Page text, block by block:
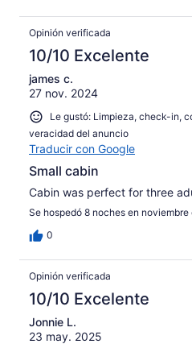
Opinión verificada
10/10 Excelente
james c.
27 nov. 2024
Le gustó: Limpieza, check-in,
veracidad del anuncio
Traducir con Google
Small cabin
Cabin was perfect for three
Se hospedó 8 noches en noviembre
0
Opinión verificada
10/10 Excelente
Jonnie L.
23 may. 2025